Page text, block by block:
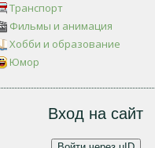
Транспорт
Фильмы и анимация
Хобби и образование
Юмор
Вход на сайт